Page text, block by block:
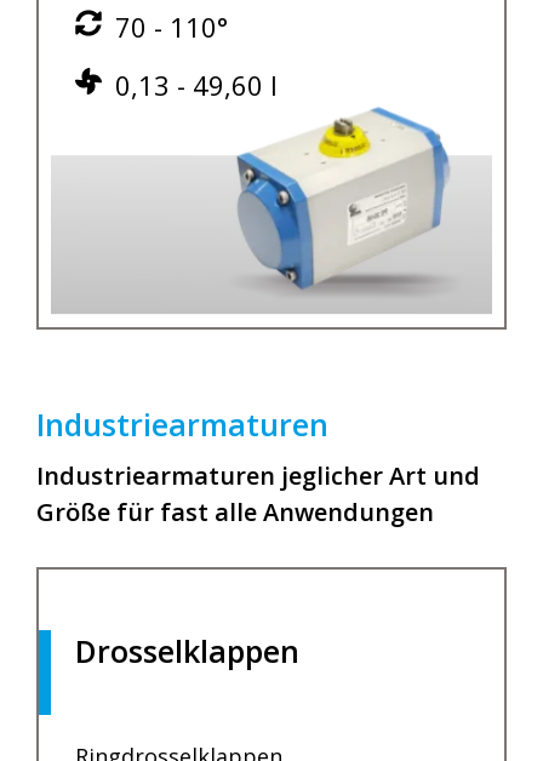
70 - 110°
0,13 - 49,60 l
Industriearmaturen
Industriearmaturen jeglicher Art und
Größe für fast alle Anwendungen
Drosselklappen